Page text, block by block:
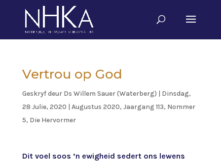
Vertrou op God
Geskryf deur Ds Willem Sauer (Waterberg) | Dinsdag,
28 Julie, 2020 | Augustus 2020, Jaargang 113, Nommer
5, Die Hervormer
Dit voel soos ’n ewigheid sedert ons lewens